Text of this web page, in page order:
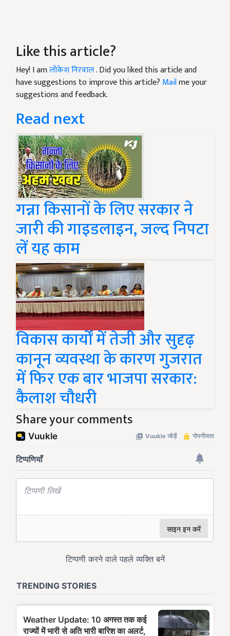
Like this article?
Hey! I amलोकेश निरवाल. Did you liked this article and
have suggestions to improve this article? Mailme your
suggestions and feedback.
Read next
गन्ना किसानों के लिए सरकार ने
जारी की गाइडलाइन, जल्द निपटा
लें यह काम
विकास कार्यों में तेजी और सुदृढ़
कानून व्यवस्था के कारण गुजरात
में फिर एक बार भाजपा सरकार:
कैलाश चौधरी
Share your comments